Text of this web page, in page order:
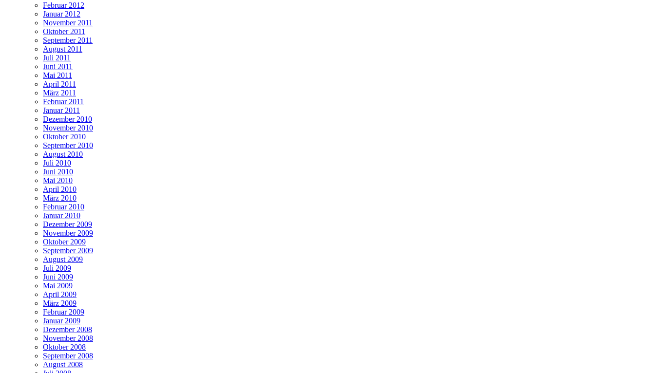
Februar 2012
Januar 2012
November 2011
Oktober 2011
September 2011
August 2011
Juli 2011
Juni 2011
Mai 2011
April 2011
März 2011
Februar 2011
Januar 2011
Dezember 2010
November 2010
Oktober 2010
September 2010
August 2010
Juli 2010
Juni 2010
Mai 2010
April 2010
März 2010
Februar 2010
Januar 2010
Dezember 2009
November 2009
Oktober 2009
September 2009
August 2009
Juli 2009
Juni 2009
Mai 2009
April 2009
März 2009
Februar 2009
Januar 2009
Dezember 2008
November 2008
Oktober 2008
September 2008
August 2008